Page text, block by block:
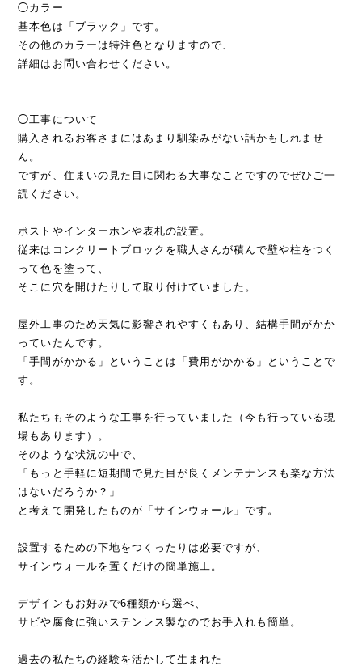
◯カラー
基本色は「ブラック」です。
その他のカラーは特注色となりますので、
詳細はお問い合わせください。
◯工事について
購入されるお客さまにはあまり馴染みがない話かもしれませ
ん。
ですが、住まいの見た目に関わる大事なことですのでぜひご一
読ください。
ポストやインターホンや表札の設置。
従来はコンクリートブロックを職人さんが積んで壁や柱をつく
って色を塗って、
そこに穴を開けたりして取り付けていました。
屋外工事のため天気に影響されやすくもあり、結構手間がかか
っていたんです。
「手間がかかる」ということは「費用がかかる」ということで
す。
私たちもそのような工事を行っていました（今も行っている現
場もあります）。
そのような状況の中で、
「もっと手軽に短期間で見た目が良くメンテナンスも楽な方法
はないだろうか？」
と考えて開発したものが「サインウォール」です。
設置するための下地をつくったりは必要ですが、
サインウォールを置くだけの簡単施工。
デザインもお好みで6種類から選べ、
サビや腐食に強いステンレス製なのでお手入れも簡単。
過去の私たちの経験を活かして生まれた